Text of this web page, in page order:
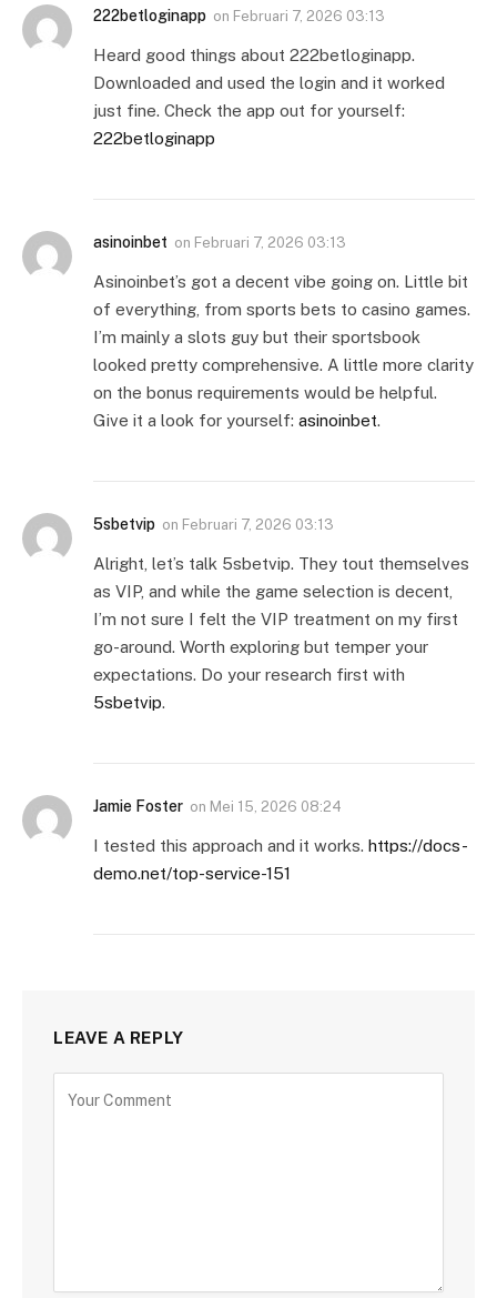
222betloginapp on Februari 7, 2026 03:13
Heard good things about 222betloginapp.
Downloaded and used the login and it worked
just fine. Check the app out for yourself:
222betloginapp
asinoinbet on Februari 7, 2026 03:13
Asinoinbet’s got a decent vibe going on. Little bit
of everything, from sports bets to casino games.
I’m mainly a slots guy but their sportsbook
looked pretty comprehensive. A little more clarity
on the bonus requirements would be helpful.
Give it a look for yourself: asinoinbet.
5sbetvip on Februari 7, 2026 03:13
Alright, let’s talk 5sbetvip. They tout themselves
as VIP, and while the game selection is decent,
I’m not sure I felt the VIP treatment on my first
go-around. Worth exploring but temper your
expectations. Do your research first with
5sbetvip.
Jamie Foster on Mei 15, 2026 08:24
I tested this approach and it works. https://docs-
demo.net/top-service-151
LEAVE A REPLY